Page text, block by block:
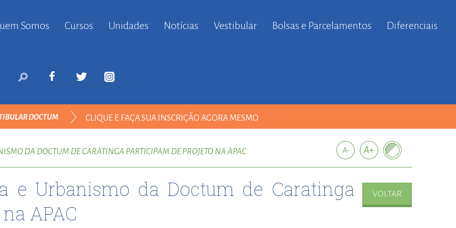
Somos
Cursos Unidades Notícias Vestibular Bolsas e Parcelamentos Diferenciais
DOCTUM CLIQUE E FAÇA SUA INSCRIÇÃO AGORA MESMO
DA DOCTUM DE CARATINGA PARTICIPAM DE PROJETO NA APAC
ARQUITETURA E URBANISMO
e Urbanismo da Doctum de Caratinga
APAC
VOLTAR